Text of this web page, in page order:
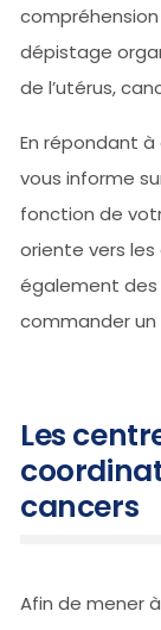
dépistage
de l’utérus,
En répondant
vous informe
fonction de
oriente vers les
également des
commander
Les
cancers
Afin de mener